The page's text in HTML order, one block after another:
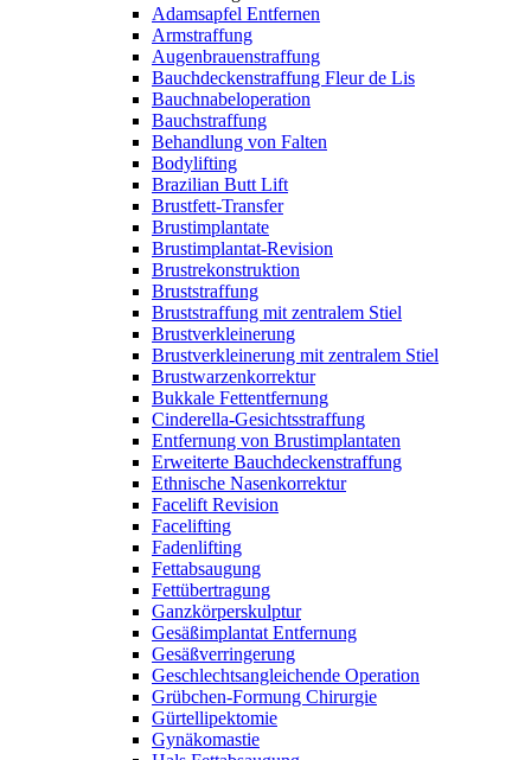
Adamsapfel Entfernen
Armstraffung
Augenbrauenstraffung
Bauchdeckenstraffung Fleur de Lis
Bauchnabeloperation
Bauchstraffung
Behandlung von Falten
Bodylifting
Brazilian Butt Lift
Brustfett-Transfer
Brustimplantate
Brustimplantat-Revision
Brustrekonstruktion
Bruststraffung
Bruststraffung mit zentralem Stiel
Brustverkleinerung
Brustverkleinerung mit zentralem Stiel
Brustwarzenkorrektur
Bukkale Fettentfernung
Cinderella-Gesichtsstraffung
Entfernung von Brustimplantaten
Erweiterte Bauchdeckenstraffung
Ethnische Nasenkorrektur
Facelift Revision
Facelifting
Fadenlifting
Fettabsaugung
Fettübertragung
Ganzkörperskulptur
Gesäßimplantat Entfernung
Gesäßverringerung
Geschlechtsangleichende Operation
Grübchen-Formung Chirurgie
Gürtellipektomie
Gynäkomastie